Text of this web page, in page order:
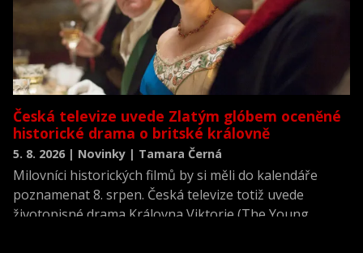
Česká televize uvede Zlatým glóbem oceněné
historické drama o britské královně
5. 8. 2026 | Novinky | Tamara Černá
Milovníci historických filmů by si měli do kalendáře
poznamenat 8. srpen. Česká televize totiž uvede
životopisné drama Královna Viktorie (The Young